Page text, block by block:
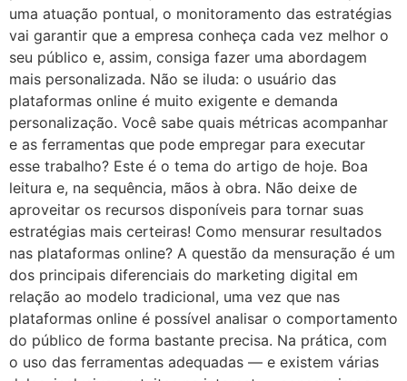
uma atuação pontual, o monitoramento das estratégias
vai garantir que a empresa conheça cada vez melhor o
seu público e, assim, consiga fazer uma abordagem
mais personalizada. Não se iluda: o usuário das
plataformas online é muito exigente e demanda
personalização. Você sabe quais métricas acompanhar
e as ferramentas que pode empregar para executar
esse trabalho? Este é o tema do artigo de hoje. Boa
leitura e, na sequência, mãos à obra. Não deixe de
aproveitar os recursos disponíveis para tornar suas
estratégias mais certeiras! Como mensurar resultados
nas plataformas online? A questão da mensuração é um
dos principais diferenciais do marketing digital em
relação ao modelo tradicional, uma vez que nas
plataformas online é possível analisar o comportamento
do público de forma bastante precisa. Na prática, com
o uso das ferramentas adequadas — e existem várias